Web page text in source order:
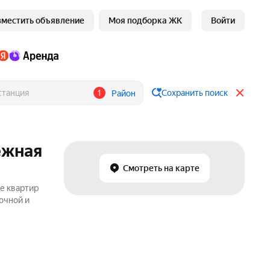
объявление Моя подборка ЖК Войти
1 Район Сохранить поиск
Смотреть на карте
квартир
и